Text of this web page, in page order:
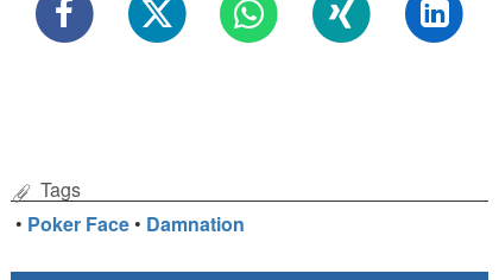
Tags
• Poker Face • Damnation